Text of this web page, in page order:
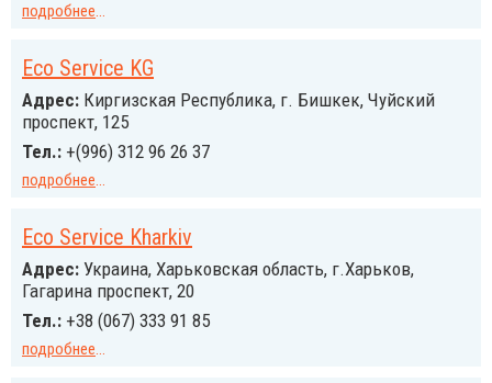
подробнее...
Eco Service KG
Адрес: Киргизская Республика, г. Бишкек, Чуйский
проспект, 125
Тел.: +(996) 312 96 26 37
подробнее...
Eco Service Kharkiv
Адрес: Украина, Харьковская область, г.Харьков,
Гагарина проспект, 20
Тел.: +38 (067) 333 91 85
подробнее...